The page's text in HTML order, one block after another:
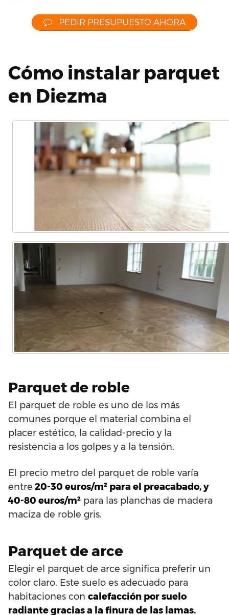
PEDIR PRESUPUESTO AHORA
Cómo instalar parquet
en Diezma
Parquet de roble
El parquet de roble es uno de los más
comunes porque el material combina el
placer estético, la calidad-precio y la
resistencia a los golpes y a la tensión.
El precio metro del parquet de roble varía
entre 20-30 euros/m² para el preacabado, y
40-80 euros/m² para las planchas de madera
maciza de roble gris.
Parquet de arce
Elegir el parquet de arce significa preferir un
color claro. Este suelo es adecuado para
habitaciones con calefacción por suelo
radiante gracias a la finura de las lamas.